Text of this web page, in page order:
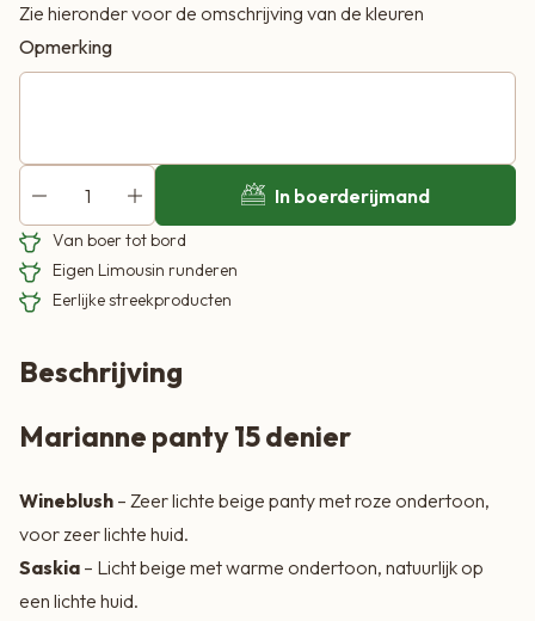
Zie hieronder voor de omschrijving van de kleuren
Opmerking
In boerderijmand
Van boer tot bord
Eigen Limousin runderen
Eerlijke streekproducten
Beschrijving
Marianne panty 15 denier
Wineblush – Zeer lichte beige panty met roze ondertoon,
voor zeer lichte huid.
Saskia – Licht beige met warme ondertoon, natuurlijk op
een lichte huid.